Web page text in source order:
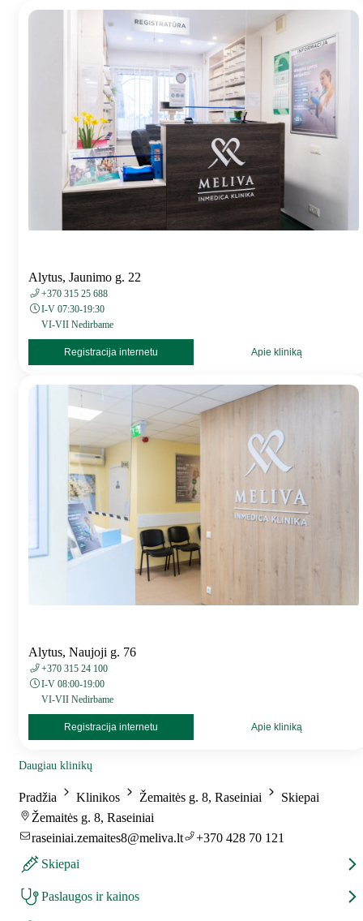
Alytus, Jaunimo g. 22
+370 315 25 688
I-V 07:30-19:30
VI-VII Nedirbame
Registracija internetu Apie kliniką
Alytus, Naujoji g. 76
+370 315 24 100
I-V 08:00-19:00
VI-VII Nedirbame
Registracija internetu Apie kliniką
Daugiau klinikų
Pradžia Klinikos Žemaitės g. 8, Raseiniai
Skiepai
Žemaitės g. 8, Raseiniai
raseiniai.zemaites8@meliva.lt
+370 428 70 121
Skiepai
Paslaugos ir kainos